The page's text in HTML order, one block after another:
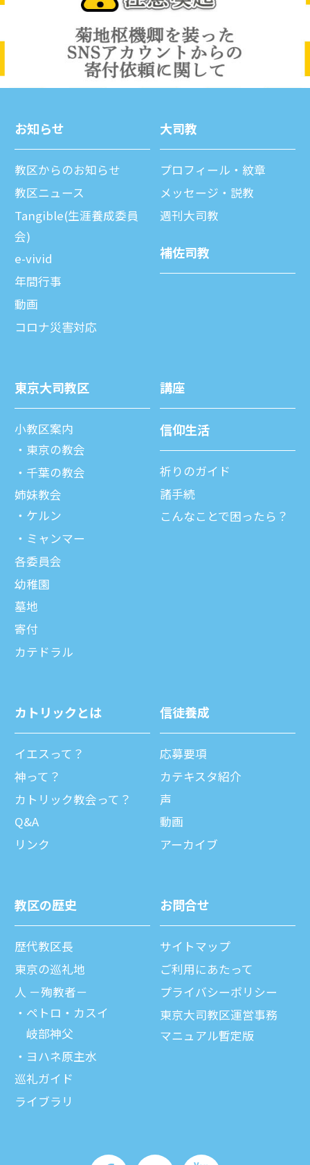
お知らせ
教区からのお知らせ
教区ニュース
Tangible(生涯養成委員
会)
e-vivid
年間⾏事
動画
コロナ災害対応
⼤司教
プロフィール・紋章
メッセージ・説教
週刊⼤司教
補佐司教
東京⼤司教区
⼩教区案内
東京の教会
千葉の教会
姉妹教会
ケルン
ミャンマー
各委員会
幼稚園
墓地
寄付
カテドラル
講座
信仰⽣活
祈りのガイド
諸⼿続
こんなことで困ったら？
カトリックとは
イエスって？
神って？
カトリック教会って？
Q&A
リンク
信徒養成
応募要項
カテキスタ紹介
声
動画
アーカイブ
教区の歴史
歴代教区⻑
東京の巡礼地
⼈ －殉教者－
ペトロ・カスイ
岐部神父
ヨハネ原主水
巡礼ガイド
ライブラリ
お問合せ
サイトマップ
ご利⽤にあたって
プライバシーポリシー
東京大司教区運営事務
マニュアル暫定版